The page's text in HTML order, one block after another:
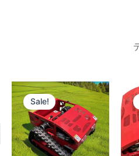
Sale!
価
格
帯:
$1,700.00
–
$2,100.00
こ
の
商
品
に